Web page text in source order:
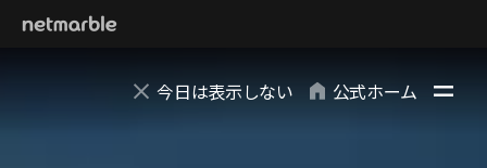
Skip Navigation
今日は表示しない 公式ホーム